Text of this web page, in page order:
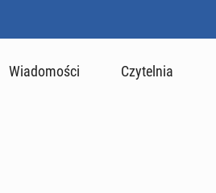
Wiadomości Czytelnia